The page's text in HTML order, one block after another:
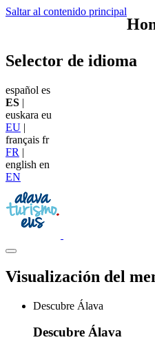
Saltar al contenido principal
Selector de idioma
español es
ES |
euskara eu
EU |
français fr
FR |
english en
EN
Visualización del
Descubre Álava
Descubre Álava